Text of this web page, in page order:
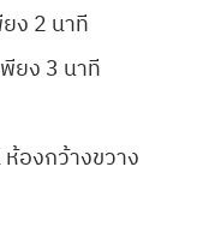
ง 2 นาที
ยง 3 นาที
องกว้างขวาง